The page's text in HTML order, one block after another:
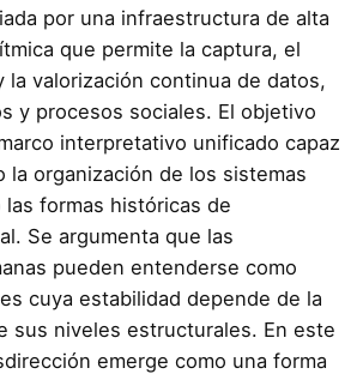
por una infraestructura de alta
que permite la captura, el
la valorización continua de datos,
y procesos sociales. El objetivo
interpretativo unificado capaz
la organización de los sistemas
formas históricas de
Se argumenta que las
pueden entenderse como
cuya estabilidad depende de la
sus niveles estructurales. En este
emerge como una forma